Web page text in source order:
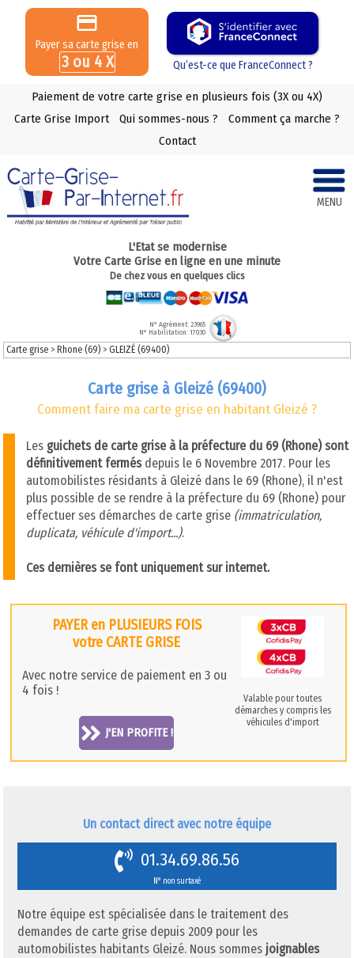
Payer sa carte grise en
3 ou 4 X Qu’est-ce que FranceConnect ?
Paiement de votre carte grise en plusieurs fois (3X ou 4X)
Carte Grise Import
Qui sommes-nous ?
Comment ça marche ?
Contact
MENU
L'Etat se modernise
Votre Carte Grise en ligne en une minute
De chez vous en quelques clics
N° Agrément: 23965
N° Habilitation: 17030
Carte grise > Rhone (69)>GLEIZÉ (69400)
Carte grise à Gleizé (69400)
Comment faire ma carte grise en habitant Gleizé ?
Les guichets de carte grise à la préfecture du 69 (Rhone) sont
définitivement fermésdepuis le 6 Novembre 2017. Pour les
automobilistes résidants à Gleizé dans le 69 (Rhone), il n'est
plus possible de se rendre à la préfecture du 69 (Rhone) pour
effectuer ses démarches de carte grise (immatriculation,
duplicata, véhicule d'import...).
Ces dernières se font uniquement sur internet.
PAYER en PLUSIEURS FOIS
votre CARTE GRISE
Avec notre service de paiement en 3 ou
4 fois !
J'EN PROFITE !
Valable pour toutes
démarches y compris les
véhicules d'import
Un contact direct avec notre équipe
01.34.69.86.56
N° non surtaxé
Notre équipe est spécialisée dans le traitement des
demandes de carte grise depuis 2009 pour les
automobilistes habitants Gleizé. Nous sommes joignables